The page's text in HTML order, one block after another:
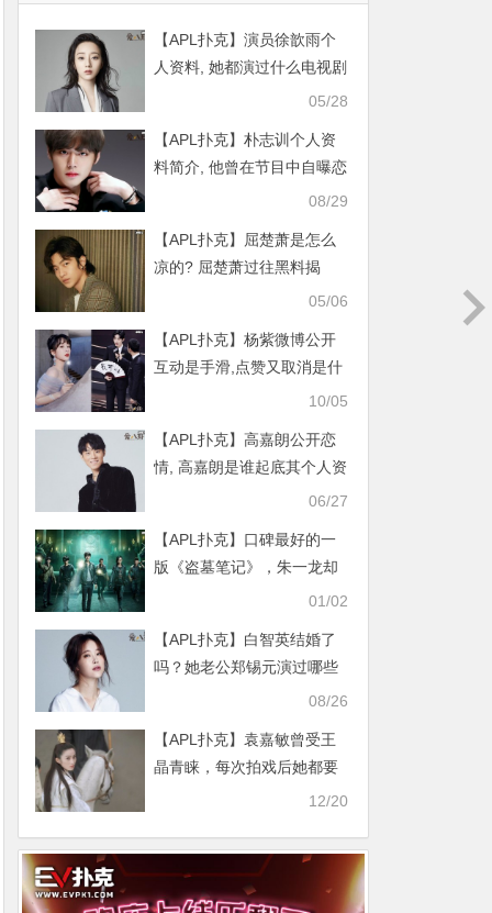
【APL扑克】演员徐歆雨个
人资料, 她都演过什么电视剧
05/28
【APL扑克】朴志训个人资
料简介, 他曾在节目中自曝恋
08/29
【APL扑克】屈楚萧是怎么
凉的? 屈楚萧过往黑料揭
05/06
【APL扑克】杨紫微博公开
互动是手滑,点赞又取消是什
10/05
【APL扑克】高嘉朗公开恋
情, 高嘉朗是谁起底其个人资
06/27
【APL扑克】口碑最好的一
版《盗墓笔记》，朱一龙却
01/02
【APL扑克】白智英结婚了
吗？她老公郑锡元演过哪些
08/26
【APL扑克】袁嘉敏曾受王
晶青睐，每次拍戏后她都要
12/20